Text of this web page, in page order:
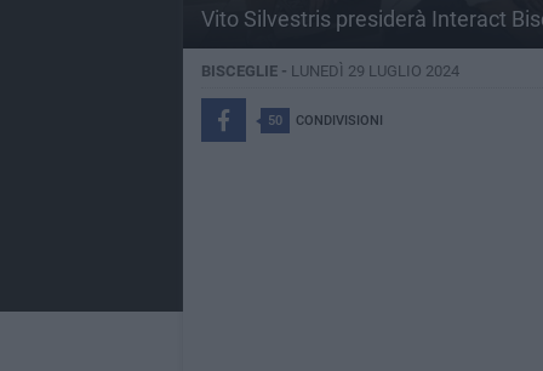
Vito Silvestris presiderà Interact
BISCEGLIE - LUNEDÌ 29 LUGLIO 2024
50 CONDIVISIONI